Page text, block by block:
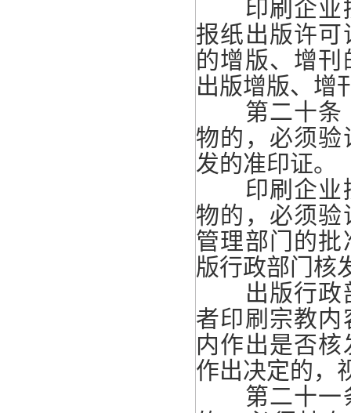
印刷企业接
报纸出版许
的增版、增
出版增版、增
第二十条
物的，必须
发的准印证。
印刷企业接
物的，必须
管理部门的
版行政部门核
出版行政部
者印刷宗教内
内作出是否
作出决定的，
第二十一